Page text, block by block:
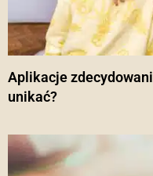
Aplikacje
unikać?